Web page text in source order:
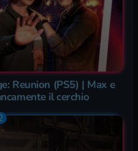
Reunion (PS5) | Max e
il cerchio